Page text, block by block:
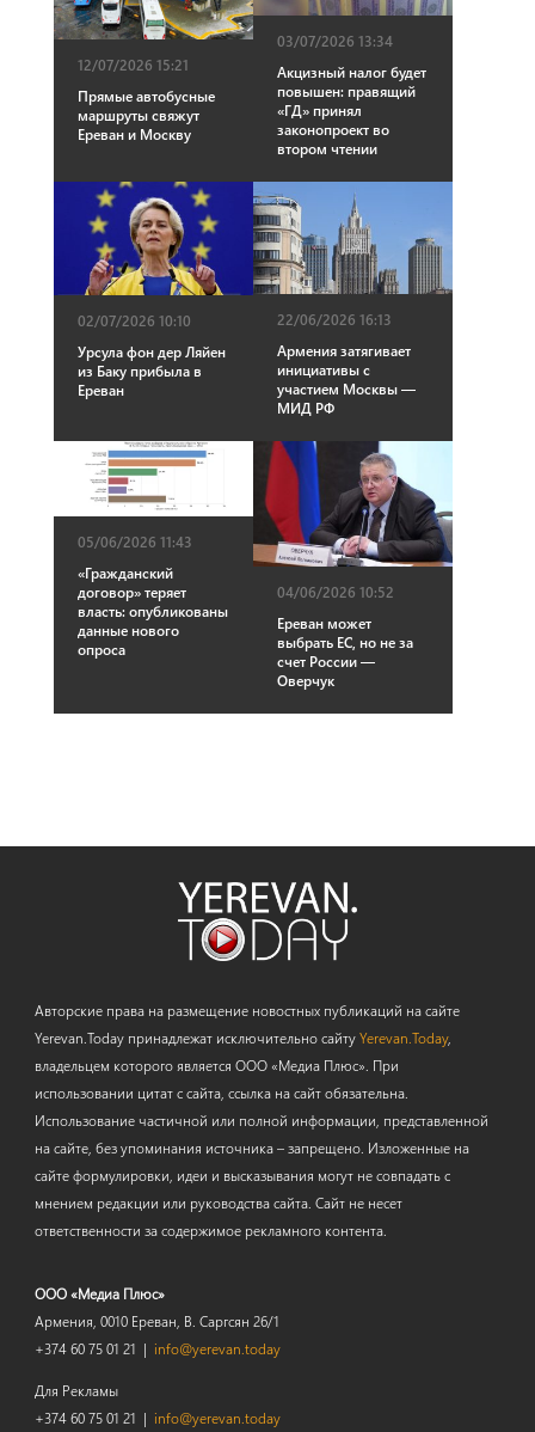
12/07/2026 15:21
Прямые автобусные
маршруты свяжут
Ереван и Москву
03/07/2026 13:34
Акцизный налог будет
повышен: правящий
«ГД» принял
законопроект во
втором чтении
02/07/2026 10:10
Урсула фон дер Ляйен
из Баку прибыла в
Ереван
22/06/2026 16:13
Армения затягивает
инициативы с
участием Москвы —
МИД РФ
05/06/2026 11:43
«Гражданский
договор» теряет
власть: опубликованы
данные нового
опроса
04/06/2026 10:52
Ереван может
выбрать ЕС, но не за
счет России —
Оверчук
Авторские права на размещение новостных публикаций на сайте
Yerevan.Today принадлежат исключительно сайтуYerevan.Today,
владельцем которого является ООО «Медиа Плюс». При
использовании цитат с сайта, ссылка на сайт обязательна.
Использование частичной или полной информации, представленной
на сайте, без упоминания источника – запрещено. Изложенные на
сайте формулировки, идеи и высказывания могут не совпадать с
мнением редакции или руководства сайта. Сайт не несет
ответственности за содержимое рекламного контента.
ООО «Медиа Плюс»
Армения, 0010 Ереван, В. Саргсян 26/1
+374 60 75 01 21 | info@yerevan.today
Для Рекламы
+374 60 75 01 21 | info@yerevan.today